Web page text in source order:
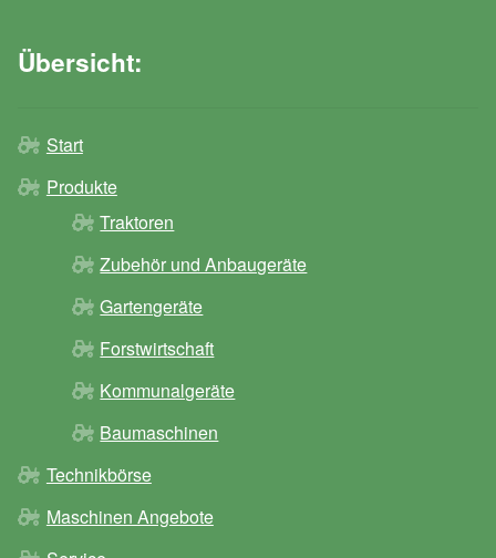
Übersicht:
Start
Produkte
Traktoren
Zubehör und Anbaugeräte
Gartengeräte
Forstwirtschaft
Kommunalgeräte
Baumaschinen
Technikbörse
Maschinen Angebote